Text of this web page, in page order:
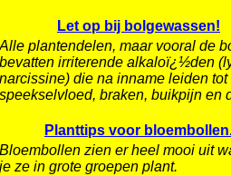
Let op bij bolgewassen!
Alle plantendelen, maar vooral de
bevatten irriterende alkaloï¿½den
narcissine) die na inname leiden tot
speekselvloed, braken, buikpijn en
Planttips voor
Bloembollen zien er heel mooi uit
je ze in grote groepen plant.